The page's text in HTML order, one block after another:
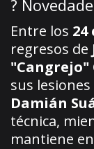
?
Entre los 24
regresos de
"Cangrejo"
sus
Damián
técnica,
mantiene